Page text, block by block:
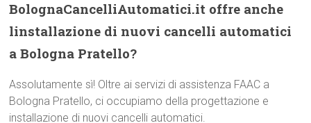
BolognaCancelliAutomatici.it offre anche
linstallazione di nuovi cancelli automatici
a Bologna Pratello?
Assolutamente sì! Oltre ai servizi di assistenza FAAC a
Bologna Pratello, ci occupiamo della progettazione e
installazione di nuovi cancelli automatici.